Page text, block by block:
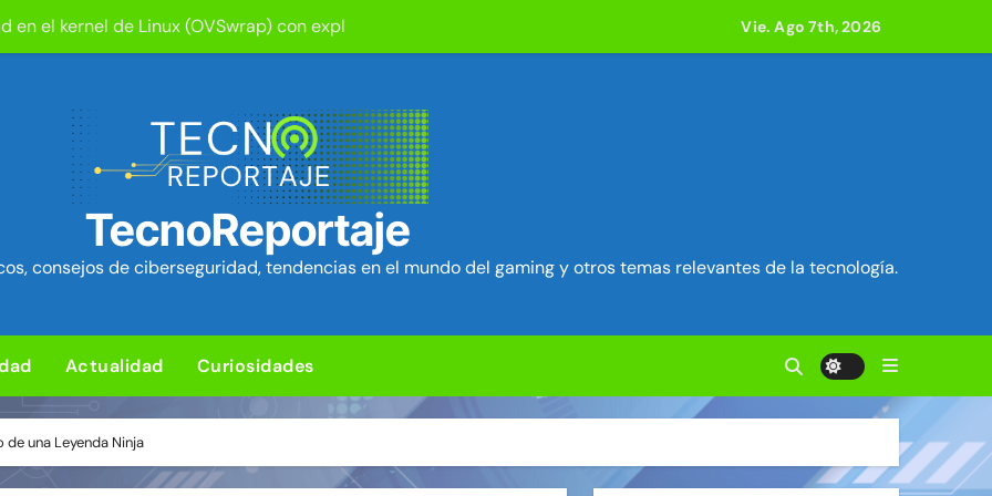
ya está disponible: Game Freak presenta su nuevo RPG de acción
en cPanel permite ejecutar SQL como root (extra: vulnerabilidad en Exim) ~ Segu-Info
para sorprender con pocos ingredientes
ciberataques que interrumpen los servicios de agua en Estados Unidos ~ Segu-Info
84 fallos en los núcleos 4G y 5G, incluido un fallo de secuestro de sesión ~ Segu-Info
Android baratos se hacen pasar por teléfonos y se convierten en servidores proxy. ~ Segu-Info
para subir un kit de herramientas de post-explotación a Oracle
Vie. Ago 7th, 2026
TecnoReportaje
consejos de ciberseguridad, tendencias en el mundo del gaming y otros temas relevantes de la tecnología.
Actualidad Curiosidades
de una Leyenda Ninja